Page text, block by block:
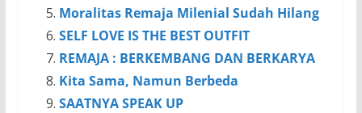
Moralitas Remaja Milenial Sudah Hilang
SELF LOVE IS THE BEST OUTFIT
REMAJA : BERKEMBANG DAN BERKARYA
Kita Sama, Namun Berbeda
SAATNYA SPEAK UP